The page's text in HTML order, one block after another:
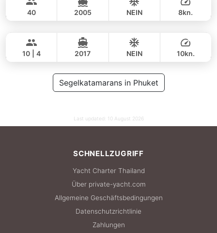
36,500 THB
LEOPARD 47FT
42,400 THB
40 2005 NEIN 8kn.
STEALTH - ASIA CATAMARANS 43FT
35,300 THB
10 | 4 2017 NEIN 10kn.
Segelkatamarans in Phuket
Last updated: 10 August 2026
SCHNELLZUGRIFF
Yacht Charter Thailand
Über private-yacht.com
Allgemeine Geschäftsbedingungen
Datenschutzrichtlinie
Zahlungen